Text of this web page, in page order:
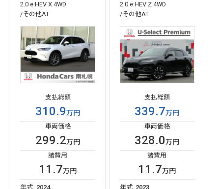
2.0 e:HEV X 4WD
/その他AT
支払総額
310.9万円
車両価格
299.2万円
諸費用
11.7万円
年式 2024
2.0 e:HEV Z 4WD
/その他AT
支払総額
339.7万円
車両価格
328.0万円
諸費用
11.7万円
年式 2023